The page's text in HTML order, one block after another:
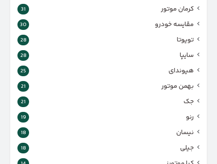
کرمان موتور 31
مقایسه خودرو 30
تویوتا 28
سایپا 28
هیوندای 25
بهمن موتور 21
جک 21
رنو 19
نیسان 18
جیلی 18